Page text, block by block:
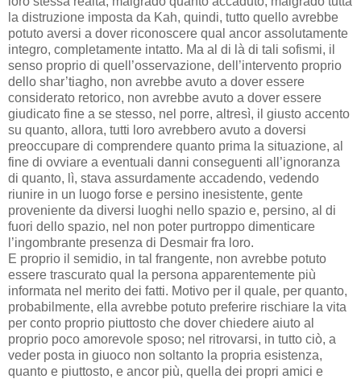
la distruzione imposta da Kah, quindi, tutto quello avrebbe
potuto aversi a dover riconoscere qual ancor assolutamente
integro, completamente intatto. Ma al di là di tali sofismi, il
senso proprio di quell’osservazione, dell’intervento proprio
dello shar’tiagho, non avrebbe avuto a dover essere
considerato retorico, non avrebbe avuto a dover essere
giudicato fine a se stesso, nel porre, altresì, il giusto accento
su quanto, allora, tutti loro avrebbero avuto a doversi
preoccupare di comprendere quanto prima la situazione, al
fine di ovviare a eventuali danni conseguenti all’ignoranza
di quanto, lì, stava assurdamente accadendo, vedendo
riunire in un luogo forse e persino inesistente, gente
proveniente da diversi luoghi nello spazio e, persino, al di
fuori dello spazio, nel non poter purtroppo dimenticare
l’ingombrante presenza di Desmair fra loro.
E proprio il semidio, in tal frangente, non avrebbe potuto
essere trascurato qual la persona apparentemente più
informata nel merito dei fatti. Motivo per il quale, per quanto,
probabilmente, ella avrebbe potuto preferire rischiare la vita
per conto proprio piuttosto che dover chiedere aiuto al
proprio poco amorevole sposo; nel ritrovarsi, in tutto ciò, a
veder posta in giuoco non soltanto la propria esistenza,
quanto e piuttosto, e ancor più, quella dei propri amici e